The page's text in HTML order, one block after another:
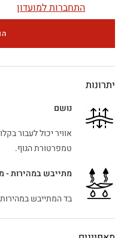
התחברות למועדון
יתרונות
נושם
אוויר יכול לעבור
טמפרטורת הגוף.
מתייבש במהירות -
בד המתייבש